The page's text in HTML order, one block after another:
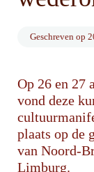
Geschreven op
Op 26 en 27
vond deze
plaats op de
van Noord-
Limburg.